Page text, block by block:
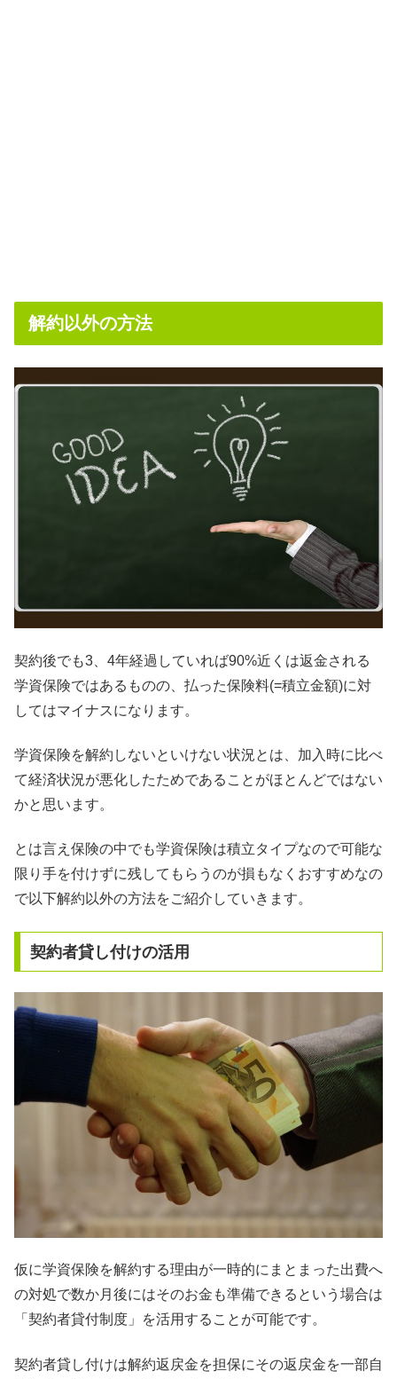
解約以外の方法
契約後でも3、4年経過していれば90%近くは返金される
学資保険ではあるものの、払った保険料(=積立金額)に対
してはマイナスになります。
学資保険を解約しないといけない状況とは、加入時に比べ
て経済状況が悪化したためであることがほとんどではない
かと思います。
とは言え保険の中でも学資保険は積立タイプなので可能な
限り手を付けずに残してもらうのが損もなくおすすめなの
で以下解約以外の方法をご紹介していきます。
契約者貸し付けの活用
仮に学資保険を解約する理由が一時的にまとまった出費へ
の対処で数か月後にはそのお金も準備できるという場合は
「契約者貸付制度」を活用することが可能です。
契約者貸し付けは解約返戻金を担保にその返戻金を一部自